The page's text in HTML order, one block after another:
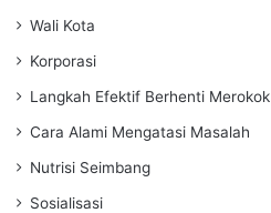
Wali Kota
Korporasi
Langkah Efektif Berhenti Merokok
Cara Alami Mengatasi Masalah
Nutrisi Seimbang
Sosialisasi